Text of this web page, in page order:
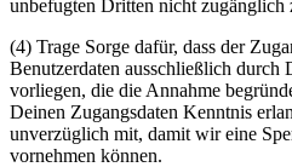
unbefugten Dritten nicht zugänglich
(4) Trage Sorge dafür, dass der
Benutzerdaten ausschließlich durch
vorliegen, die die Annahme
Deinen Zugangsdaten Kenntnis
unverzüglich mit, damit wir eine
vornehmen können.